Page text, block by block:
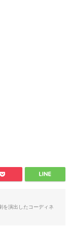
を演出したコーディネ